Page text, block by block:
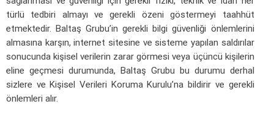
türlü tedbiri almayı ve gerekli özeni göstermeyi taahhüt
etmektedir. Baltaş Grubu’in gerekli bilgi güvenliği önlemlerini
almasına karşın, internet sitesine ve sisteme yapılan saldırılar
sonucunda kişisel verilerin zarar görmesi veya üçüncü kişilerin
eline geçmesi durumunda, Baltaş Grubu bu durumu derhal
sizlere ve Kişisel Verileri Koruma Kurulu’na bildirir ve gerekli
önlemleri alır.